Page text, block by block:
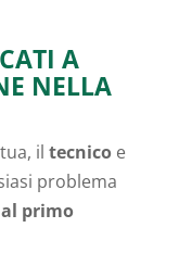
A
NELLA
il tecnicoe
problema
al primo